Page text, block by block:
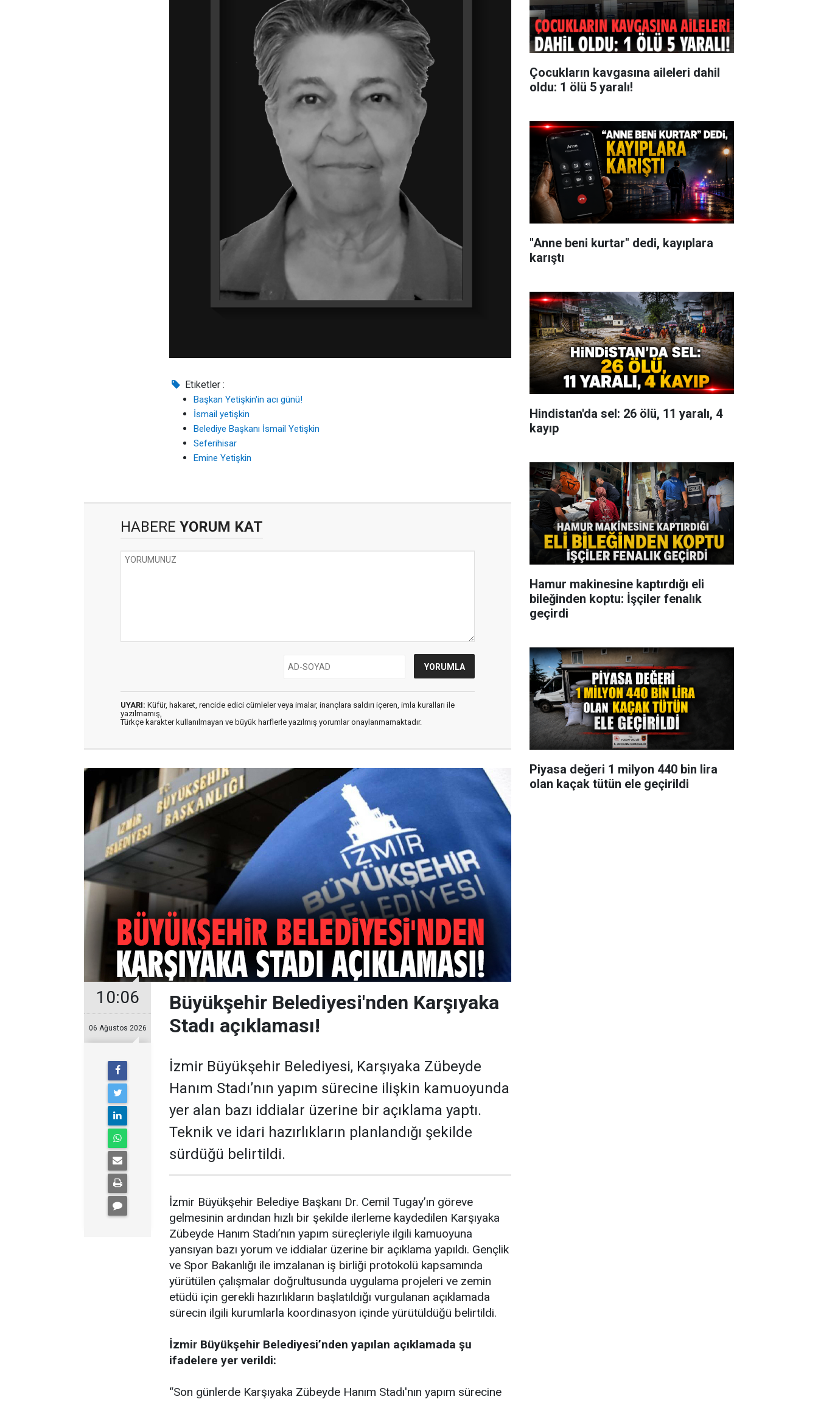
Etiketler :
Başkan Yetişkin'in acı günü!
İsmail yetişkin
Belediye Başkanı İsmail Yetişkin
Seferihisar
Emine Yetişkin
HABERE YORUM KAT
UYARI: Küfür, hakaret, rencide edici cümleler veya imalar, inançlara saldırı içeren, imla kuralları ile
yazılmamış,
Türkçe karakter kullanılmayan ve büyük harflerle yazılmış yorumlar onaylanmamaktadır.
10:06
06 Ağustos 2026
Büyükşehir Belediyesi'nden Karşıyaka
Stadı açıklaması!
İzmir Büyükşehir Belediyesi, Karşıyaka Zübeyde
Hanım Stadı’nın yapım sürecine ilişkin kamuoyunda
yer alan bazı iddialar üzerine bir açıklama yaptı.
Teknik ve idari hazırlıkların planlandığı şekilde
sürdüğü belirtildi.
İzmir Büyükşehir Belediye Başkanı Dr. Cemil Tugay’ın göreve
gelmesinin ardından hızlı bir şekilde ilerleme kaydedilen Karşıyaka
Zübeyde Hanım Stadı’nın yapım süreçleriyle ilgili kamuoyuna
yansıyan bazı yorum ve iddialar üzerine bir açıklama yapıldı. Gençlik
ve Spor Bakanlığı ile imzalanan iş birliği protokolü kapsamında
yürütülen çalışmalar doğrultusunda uygulama projeleri ve zemin
etüdü için gerekli hazırlıkların başlatıldığı vurgulanan açıklamada
sürecin ilgili kurumlarla koordinasyon içinde yürütüldüğü belirtildi.
İzmir Büyükşehir Belediyesi’nden yapılan açıklamada şu
ifadelere yer verildi:
“Son günlerde Karşıyaka Zübeyde Hanım Stadı'nın yapım sürecine
Çocukların kavgasına aileleri dahil
oldu: 1 ölü 5 yaralı!
"Anne beni kurtar" dedi, kayıplara
karıştı
Hindistan'da sel: 26 ölü, 11 yaralı, 4
kayıp
Hamur makinesine kaptırdığı eli
bileğinden koptu: İşçiler fenalık
geçirdi
Piyasa değeri 1 milyon 440 bin lira
olan kaçak tütün ele geçirildi